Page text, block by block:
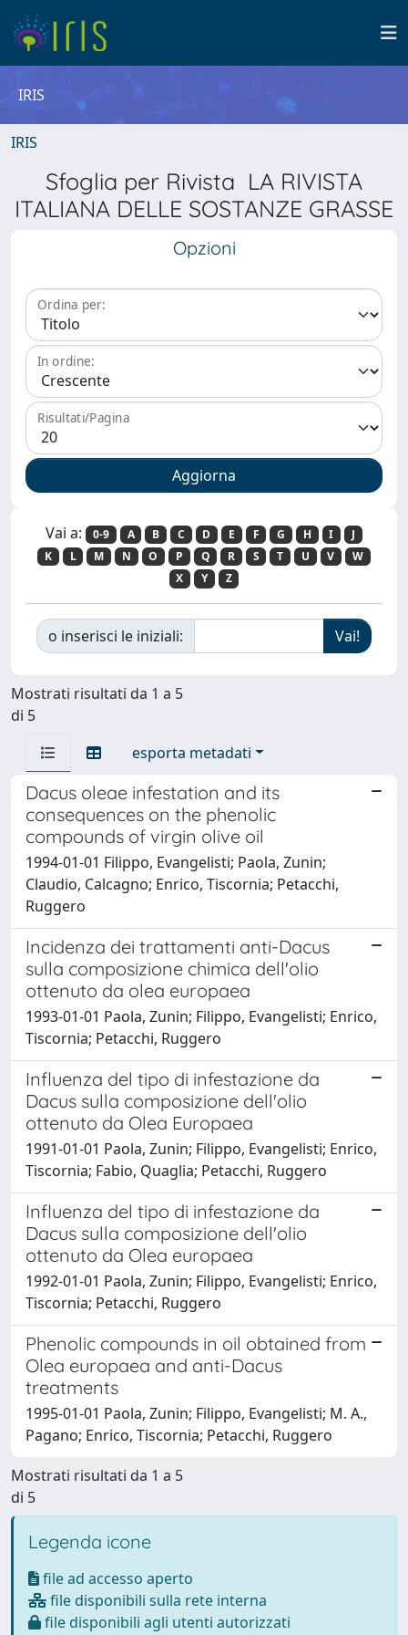
IRIS
IRIS
Sfoglia per Rivista LA RIVISTA
ITALIANA DELLE SOSTANZE GRASSE
Opzioni
Ordina per:
In ordine:
Risultati/Pagina
Vai a: 0-9 A B C D E F G H I
J
K
L M N O P Q R S T U V
W
X
Y Z
o inserisci le iniziali:
Mostrati risultati da 1 a 5
di 5
esporta metadati
Dacus oleae infestation and its
consequences on the phenolic
compounds of virgin olive oil
1994-01-01 Filippo, Evangelisti; Paola, Zunin;
Claudio, Calcagno; Enrico, Tiscornia; Petacchi,
Ruggero
Incidenza dei trattamenti anti-Dacus
sulla composizione chimica dell'olio
ottenuto da olea europaea
1993-01-01 Paola, Zunin; Filippo, Evangelisti; Enrico,
Tiscornia; Petacchi, Ruggero
Influenza del tipo di infestazione da
Dacus sulla composizione dell'olio
ottenuto da Olea Europaea
1991-01-01 Paola, Zunin; Filippo, Evangelisti; Enrico,
Tiscornia; Fabio, Quaglia; Petacchi, Ruggero
Influenza del tipo di infestazione da
Dacus sulla composizione dell'olio
ottenuto da Olea europaea
1992-01-01 Paola, Zunin; Filippo, Evangelisti; Enrico,
Tiscornia; Petacchi, Ruggero
Phenolic compounds in oil obtained from
Olea europaea and anti-Dacus
treatments
1995-01-01 Paola, Zunin; Filippo, Evangelisti; M. A.,
Pagano; Enrico, Tiscornia; Petacchi, Ruggero
Mostrati risultati da 1 a 5
di 5
Legenda icone
file ad accesso aperto
file disponibili sulla rete interna
file disponibili agli utenti autorizzati